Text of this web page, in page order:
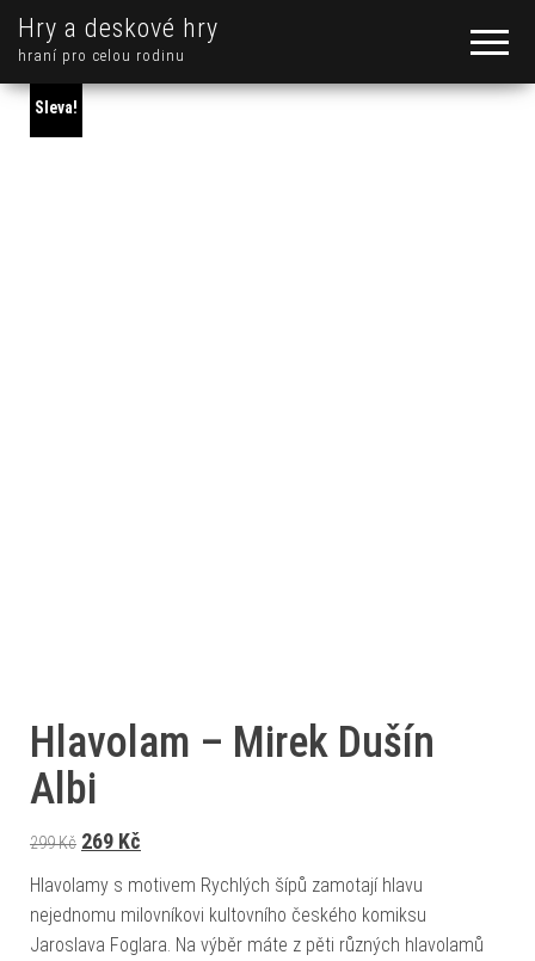
Hry a deskové hry
hraní pro celou rodinu
Sleva!
Hlavolam – Mirek Dušín
Albi
299Kč Původní cena byla: 299 Kč.
269 Kč
Hlavolamy s motivem Rychlých šípů zamotají hlavu
nejednomu milovníkovi kultovního českého komiksu
Jaroslava Foglara. Na výběr máte z pěti různých hlavolamů